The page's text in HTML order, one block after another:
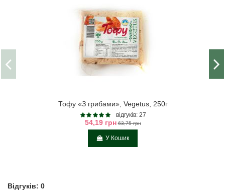
Тофу «З грибами», Vegetus, 250г
відгуків: 27
54,19 грн 63,75 грн
У Кошик
Відгуків: 0